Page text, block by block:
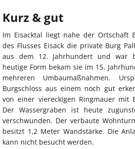
Kurz & gut
Im Eisacktal liegt nahe der Ortschaft
des Flusses Eisack die private Burg
aus dem 12. Jahrhundert und war
heutige Form bekam sie im 15.
mehreren Umbaumaßnahmen.
Burgschloss aus einem noch gut
von einer viereckigen Ringmauer mit
Der Wassergraben ist heute
verschwunden. Der verbaute
besitzt 1,2 Meter Wandstärke. Die
kann nicht besucht werden.